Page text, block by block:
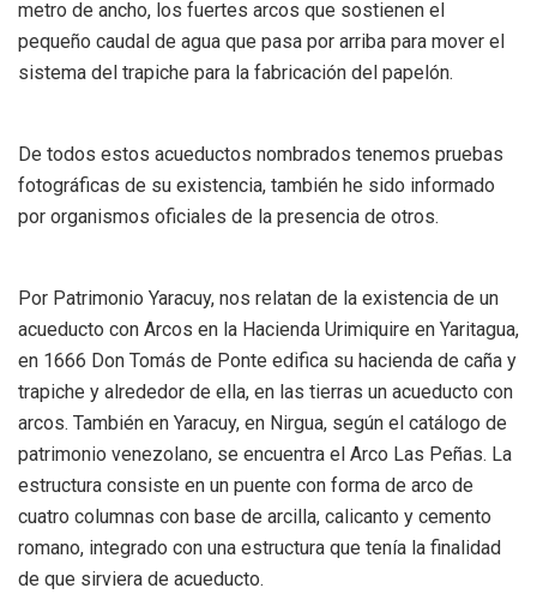
metro de ancho, los fuertes arcos que sostienen el
pequeño caudal de agua que pasa por arriba para mover el
sistema del trapiche para la fabricación del papelón.
De todos estos acueductos nombrados tenemos pruebas
fotográficas de su existencia, también he sido informado
por organismos oficiales de la presencia de otros.
Por Patrimonio Yaracuy, nos relatan de la existencia de un
acueducto con Arcos en la Hacienda Urimiquire en Yaritagua,
en 1666 Don Tomás de Ponte edifica su hacienda de caña y
trapiche y alrededor de ella, en las tierras un acueducto con
arcos. También en Yaracuy, en Nirgua, según el catálogo de
patrimonio venezolano, se encuentra el Arco Las Peñas. La
estructura consiste en un puente con forma de arco de
cuatro columnas con base de arcilla, calicanto y cemento
romano, integrado con una estructura que tenía la finalidad
de que sirviera de acueducto.